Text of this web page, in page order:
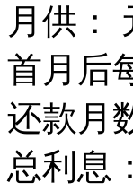
月供：
首月后
还款月
总利息：